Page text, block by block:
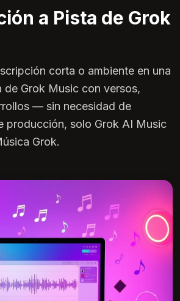
a Pista de Grok
corta o ambiente en una
de Grok Music con versos,
— sin necesidad de
producción, solo Grok AI Music
Grok.